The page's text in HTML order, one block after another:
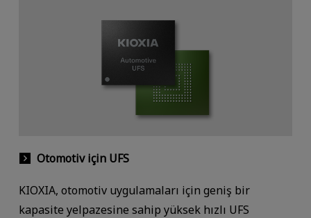
Otomotiv için UFS
KIOXIA, otomotiv uygulamaları için geniş bir
kapasite yelpazesine sahip yüksek hızlı UFS